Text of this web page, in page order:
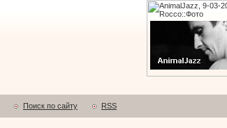
Поиск по сайту RSS